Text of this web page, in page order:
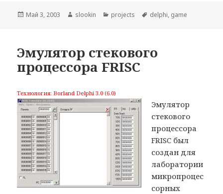
Опубликовано
Май 3, 2003 Автор
slookin Рубрики
projects Метки
delphi, game
Эмулятор стекового
процессора FRISC
Технология: Borland Delphi 3.0 (6.0)
Эмулятор
стекового
процессора
FRISC был
создан для
лаборатории
микропроцес
сорных